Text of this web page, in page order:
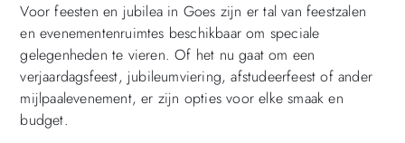
Voor feesten en jubilea in Goes zijn er tal van feestzalen
en evenementenruimtes beschikbaar om speciale
gelegenheden te vieren. Of het nu gaat om een
verjaardagsfeest, jubileumviering, afstudeerfeest of ander
mijlpaalevenement, er zijn opties voor elke smaak en
budget.